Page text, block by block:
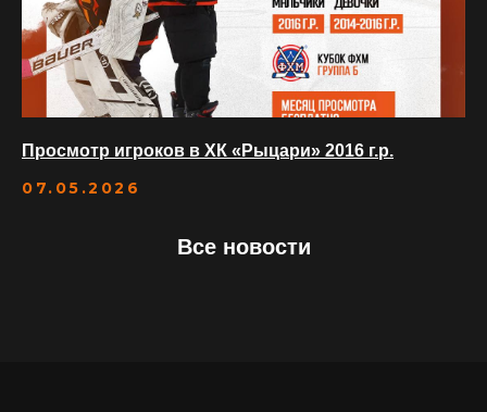
Просмотр игроков в ХК «Рыцари» 2016 г.р.
07.05.2026
Все новости